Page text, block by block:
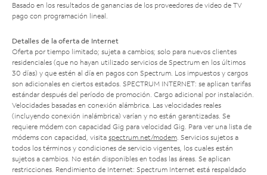
Basado en los resultados de ganancias de los proveedores de video de TV
pago con programación lineal.
Detalles de la oferta de Internet
Oferta por tiempo limitado; sujeta a cambios; solo para nuevos clientes
residenciales (que no hayan utilizado servicios de Spectrum en los últimos
30 días) y que estén al día en pagos con Spectrum. Los impuestos y cargos
son adicionales en ciertos estados. SPECTRUM INTERNET: se aplican tarifas
estándar después del período de promoción. Cargo adicional por instalación.
Velocidades basadas en conexión alámbrica. Las velocidades reales
(incluyendo conexión inalámbrica) varían y no están garantizadas. Se
requiere módem con capacidad Gig para velocidad Gig. Para ver una lista de
módems con capacidad, visita spectrum.net/modem. Servicios sujetos a
todos los términos y condiciones de servicio vigentes, los cuales están
sujetos a cambios. No están disponibles en todas las áreas. Se aplican
restricciones. Rendimiento de Internet: Spectrum Internet está respaldado